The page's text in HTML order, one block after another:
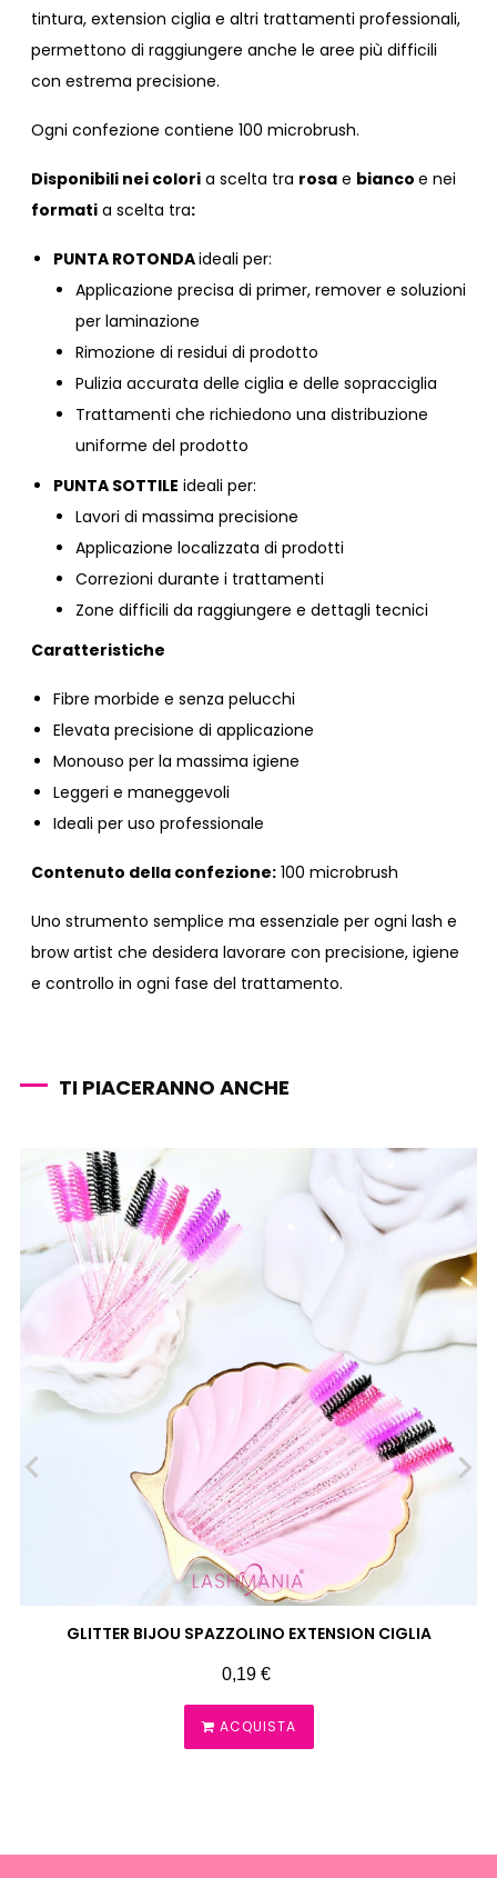
tintura, extension ciglia e altri trattamenti professionali,
permettono di raggiungere anche le aree più difficili
con estrema precisione.
Ogni confezione contiene 100 microbrush.
Disponibili nei colori a scelta tra rosa e bianco e nei
formati a scelta tra:
PUNTA ROTONDAideali per:
Applicazione precisa di primer, remover e soluzioni
per laminazione
Rimozione di residui di prodotto
Pulizia accurata delle ciglia e delle sopracciglia
Trattamenti che richiedono una distribuzione
uniforme del prodotto
PUNTA SOTTILE ideali per:
Lavori di massima precisione
Applicazione localizzata di prodotti
Correzioni durante i trattamenti
Zone difficili da raggiungere e dettagli tecnici
Caratteristiche
Fibre morbide e senza pelucchi
Elevata precisione di applicazione
Monouso per la massima igiene
Leggeri e maneggevoli
Ideali per uso professionale
Contenuto della confezione: 100 microbrush
Uno strumento semplice ma essenziale per ogni lash e
brow artist che desidera lavorare con precisione, igiene
e controllo in ogni fase del trattamento.
TI PIACERANNO ANCHE
GLITTER BIJOU SPAZZOLINO EXTENSION CIGLIA
Prezzo
0,19 €
ACQUISTA